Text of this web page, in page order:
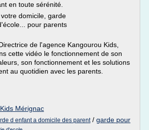
en toute sérénité.
domicile, garde
pour parents
de l'agence Kangourou Kids,
cette vidéo le fonctionnement de son
son fonctionnement et les solutions
au quotidien avec les parents.
Mérignac
d enfant a domicile des parent/ garde pour